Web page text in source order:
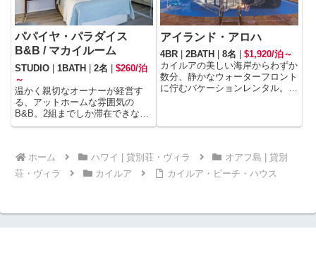
パパイヤ・パラダイス
B&B / マカイルーム
STUDIO 1BATH 2名
$260/泊
～
温かく親切なオーナーが経営す
る、アットホームな雰囲気の
B&B。2組までしか滞在できない
静かなB&Bのプールサイドやラ
旅行者との交流を楽しんでみては
いかが。
アイランド・アロハ
4BR| 2BATH 8名
$1,920/泊～
カイルアの美しい海岸からわずか
数分、静かなウォーターフロント
に佇むバケーションレンタル。
ホーム ハワイ | 貸別荘・ヴィラ
オアフ島 | 貸別
荘・ヴィラ
カイルア カイルア・ビーチ・ハウス